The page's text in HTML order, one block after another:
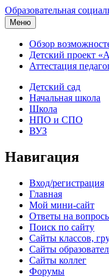
Образовательная
Меню
Обзор
Детский проект
Аттестация
Детский сад
Начальная школа
Школа
НПО и СПО
ВУЗ
Навигация
Вход/регистрация
Главная
Мой мини-сайт
Ответы на
Поиск по сайту
Сайты классов,
Сайты
Сайты коллег
Форумы